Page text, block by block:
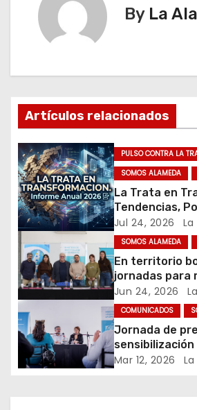
c
ó
n
d
e
e
n
t
r
a
By La
Artículos relacionados
PULSO CONTRA LA
SOMOS ALAMEDA
La Trata en
Tendencias,
Nuevos
Mundo – Julio
Jul 24, 2026
SOMOS ALAMEDA
En territorio
jornadas para
cuidado en
Jun 24, 2026
COMUNICADOS
Jornada de
sensibilización
Mar 12, 2026